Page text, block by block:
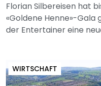
Florian Silbereisen hat
«Goldene Henne»-
der Entertainer eine
WIRTSCHAFT